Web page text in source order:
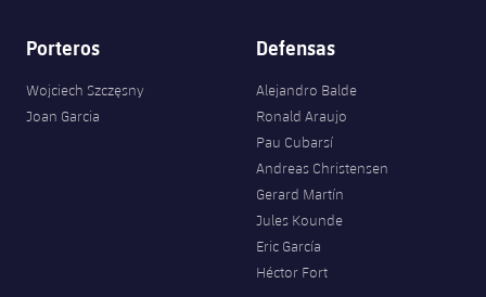
Porteros
Wojciech Szczęsny
Joan Garcia
Defensas
Alejandro Balde
Ronald Araujo
Pau Cubarsí
Andreas Christensen
Gerard Martín
Jules Kounde
Eric García
Héctor Fort